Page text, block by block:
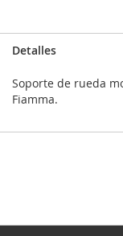
Detalles
Soporte de rueda
Fiamma.